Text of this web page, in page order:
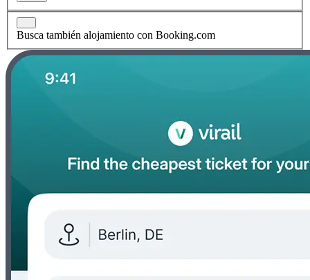
Busca también alojamiento con Booking.com